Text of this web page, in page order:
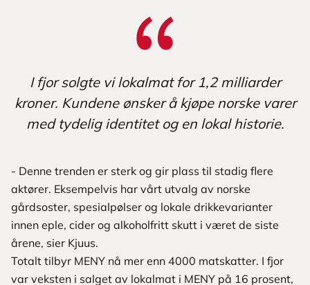
I fjor solgte vi lokalmat for 1,2 milliarder
kroner. Kundene ønsker å kjøpe norske varer
med tydelig identitet og en lokal historie.
- Denne trenden er sterk og gir plass til stadig flere
aktører. Eksempelvis har vårt utvalg av norske
gårdsoster, spesialpølser og lokale drikkevarianter
innen eple, cider og alkoholfritt skutt i været de siste
årene, sier Kjuus.
Totalt tilbyr MENY nå mer enn 4000 matskatter. I fjor
var veksten i salget av lokalmat i MENY på 16 prosent,